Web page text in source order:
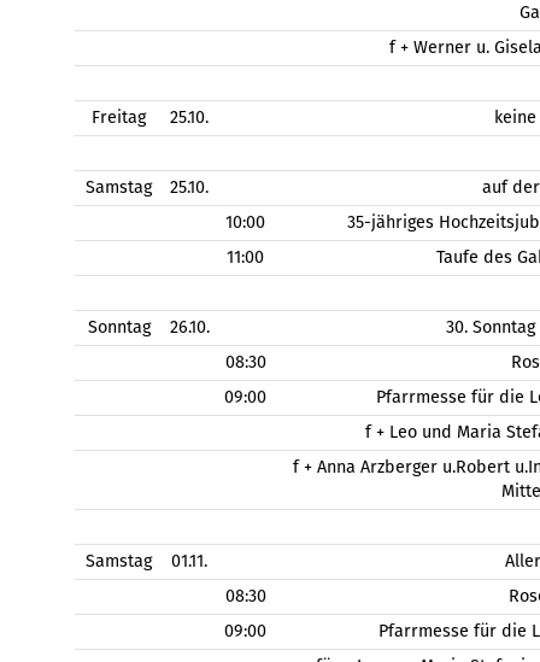
f + Werner u.
Freitag 25.10.
Samstag 25.10.
auf
10:00
35-jähriges
11:00
Taufe des
Sonntag 26.10.
30.
08:30
09:00
Pfarrmesse für die
f + Leo und Maria
f + Anna Arzberger u.Robert
Samstag 01.11.
08:30
09:00
Pfarrmesse für die